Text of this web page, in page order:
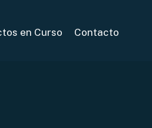
en Curso Contacto